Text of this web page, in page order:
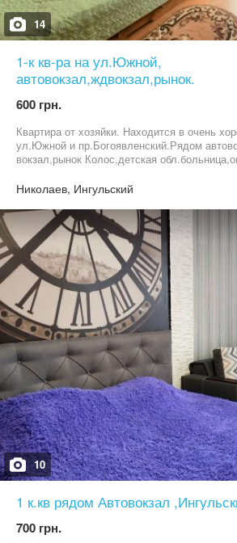
14
1-к кв-ра на ул.Южной,
автовокзал,ждвокзал,рынок.
600 грн.
Квартира от хозяйки. Находится в очень
ул.Южной и пр.Богоявленский.Рядом
вокзал,рынок Колос,детская
рыночек,банк,остановки
дворе.Рядом парковая зона,кинотеатр
площадка.Всегда чистая постель и
11.00.Поселение с 12.00(если
раньше).Почасово-300грн,посуточно-650
200грн.Пожалуйста звоните,сообщения не
Николаев, Ингульский
10
1 к.кв рядом Автовокзал
700 грн.